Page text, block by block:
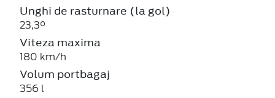
Unghi de rasturnare (la gol)
23,3°
Viteza maxima
180 km/h
Volum portbagaj
356 l